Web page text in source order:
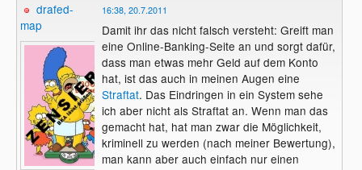
drafed-
map
16:38, 20.7.2011
Damit ihr das nicht falsch versteht: Greift man
eine Online-Banking-Seite an und sorgt dafür,
dass man etwas mehr Geld auf dem Konto
hat, ist das auch in meinen Augen eine
Straftat. Das Eindringen in ein System sehe
ich aber nicht als Straftat an. Wenn man das
gemacht hat, hat man zwar die Möglichkeit,
kriminell zu werden (nach meiner Bewertung),
man kann aber auch einfach nur einen